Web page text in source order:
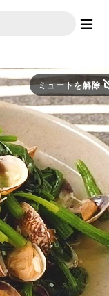
ミュートを解除